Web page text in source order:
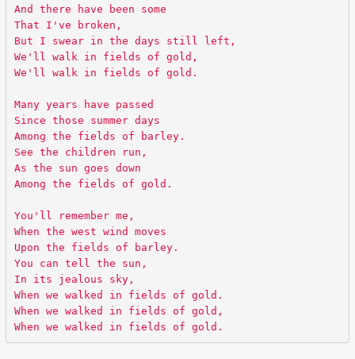
And there have been some
That I've broken,
But I swear in the days still left,
We'll walk in fields of gold,
We'll walk in fields of gold.
Many years have passed
Since those summer days
Among the fields of barley.
See the children run,
As the sun goes down
Among the fields of gold.
You'll remember me,
When the west wind moves
Upon the fields of barley.
You can tell the sun,
In its jealous sky,
When we walked in fields of gold.
When we walked in fields of gold,
When we walked in fields of gold.